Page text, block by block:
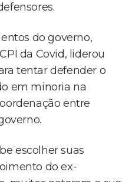
do governo,
da Covid, liderou
tentar defender o
em minoria na
entre
escolher suas
do ex-